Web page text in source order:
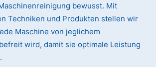
bewusst. Mit
Techniken und Produkten stellen wir
Maschine von jeglichem
wird, damit sie optimale Leistung